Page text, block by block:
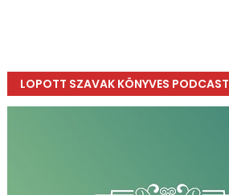
LOPOTT SZAVAK KÖNYVES PODCAST